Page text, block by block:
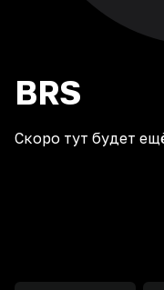
BRS
Скоро тут будет